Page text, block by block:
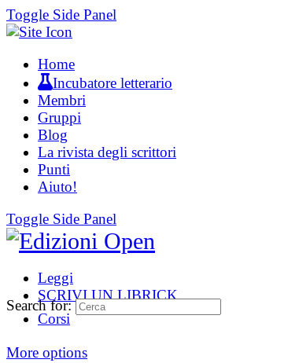
Toggle Side Panel
Home
Incubatore letterario
Membri
Gruppi
Blog
La rivista degli scrittori
Punti
Aiuto!
Toggle Side Panel
Leggi
SCRIVI UN LIBRICK
Corsi
More options
Search for: